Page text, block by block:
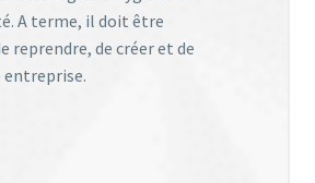
A terme, il doit être
reprendre, de créer et de
entreprise.